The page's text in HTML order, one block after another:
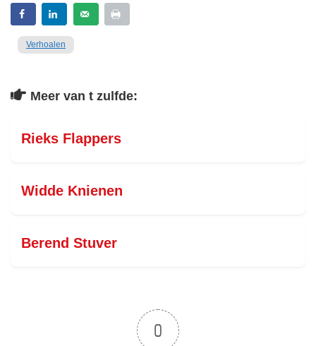
Verhoalen
Meer van t zulfde:
Rieks Flappers
Widde Knienen
Berend Stuver
0